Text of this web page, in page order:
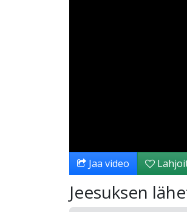
Jaa video
Jeesuksen